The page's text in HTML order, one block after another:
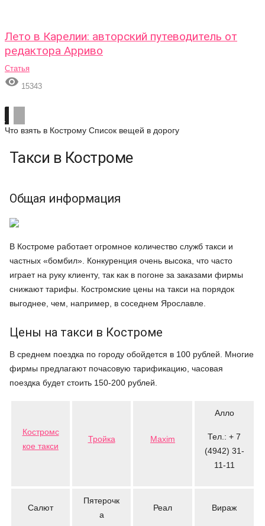
Лето в Карелии: авторский путеводитель от
редактора Арриво
Статья
 15343
Что взять в Кострому Список вещей в дорогу
Такси в Костроме
Общая информация
В Костроме работает огромное количество служб такси и
частных «бомбил». Конкуренция очень высока, что часто
играет на руку клиенту, так как в погоне за заказами фирмы
снижают тарифы. Костромские цены на такси на порядок
выгоднее, чем, например, в соседнем Ярославле.
Цены на такси в Костроме
В среднем поездка по городу обойдется в 100 рублей. Многие
фирмы предлагают почасовую тарификацию, часовая
поездка будет стоить 150-200 рублей.
Костромс
кое такси
Тройка Maxim
Алло
Тел.: + 7
(4942) 31-
11-11
Салют
Пятерочк
а
Реал Вираж